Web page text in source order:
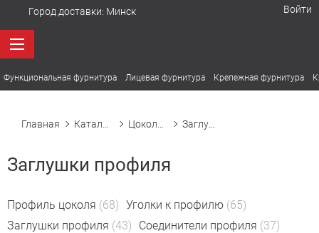
Город доставки: Минск Войти
Функциональная фурнитура Лицевая фурнитура Крепежная фурнитура
Главная
Заглушки профиля
Профиль цоколя (68) Уголки к профилю (65)
Заглушки профиля (43) Соединители профиля (37)